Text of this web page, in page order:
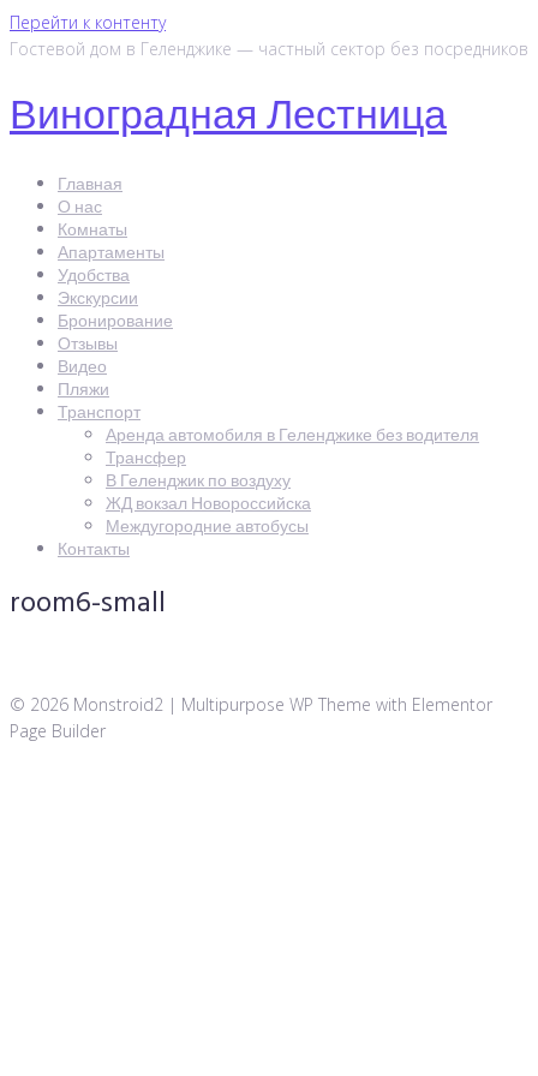
Перейти к контенту
Гостевой дом в Геленджике — частный сектор без посредников
Виноградная Лестница
Главная
О нас
Комнаты
Апартаменты
Удобства
Экскурсии
Бронирование
Отзывы
Видео
Пляжи
Транспорт
Аренда автомобиля в Геленджике без водителя
Трансфер
В Геленджик по воздуху
ЖД вокзал Новороссийска
Междугородние автобусы
Контакты
room6-small
© 2026 Monstroid2 | Multipurpose WP Theme with Elementor
Page Builder